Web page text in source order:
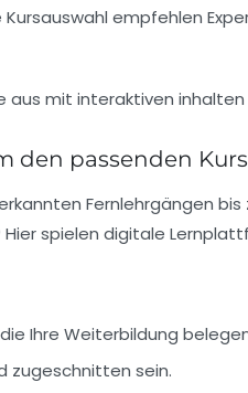
empfehlen
passenden
Fernlehrgängen
spielen digitale
Ihre Weiterbildung
zugeschnitten sein.